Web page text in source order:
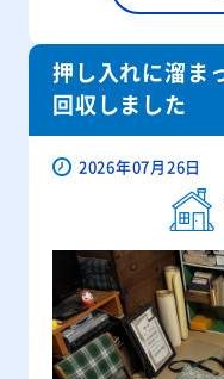
押し入れに溜ま
回収しました
2026年07月26日